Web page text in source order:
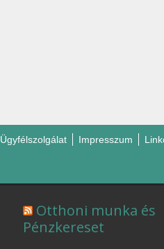
Ügyfélszolgálat Impresszum
Otthoni munka és
Pénzkereset